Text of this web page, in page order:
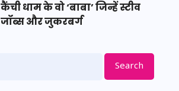
कैंची धाम के वो ‘बाबा’ जिन्हें स्टीव
जॉब्स और जुकरबर्ग
Search